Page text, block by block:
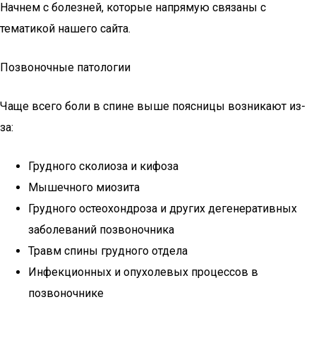
Начнем с болезней, которые напрямую связаны с
тематикой нашего сайта.
Позвоночные патологии
Чаще всего боли в спине выше поясницы возникают из-
за:
Грудного сколиоза и кифоза
Мышечного миозита
Грудного остеохондроза и других дегенеративных
заболеваний позвоночника
Травм спины грудного отдела
Инфекционных и опухолевых процессов в
позвоночнике